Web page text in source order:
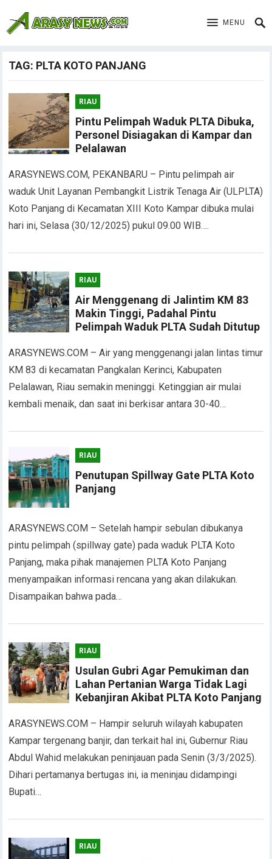
MENU
TAG: PLTA KOTO PANJANG
RIAU
Pintu Pelimpah Waduk PLTA Dibuka,
Personel Disiagakan di Kampar dan
Pelalawan
ARASYNEWS.COM, PEKANBARU – Pintu pelimpah air
waduk Unit Layanan Pembangkit Listrik Tenaga Air (ULPLTA)
Koto Panjang di Kecamatan XIII Koto Kampar dibuka mulai
hari ini, Selasa (30/12/2025) pukul 09.00 WIB….
RIAU
Air Menggenang di Jalintim KM 83
Makin Tinggi, Padahal Pintu
Pelimpah Waduk PLTA Sudah Ditutup
ARASYNEWS.COM – Air yang menggenangi jalan lintas timur
KM 83 di kecamatan Pangkalan Kerinci, Kabupaten
Pelalawan, Riau semakin meninggi. Ketinggian air mulai
kembali menaik, dan saat ini berkisar antara 30-40…
RIAU
Penutupan Spillway Gate PLTA Koto
Panjang
ARASYNEWS.COM – Setelah hampir sebulan dibukanya
pintu pelimpah (spillway gate) pada waduk PLTA Koto
Panjang, maka pihak manajemen PLTA Koto Panjang
menyampaikan informasi rencana yang akan dilakukan.
Disampaikan bahwa pada…
RIAU
Usulan Gubri Agar Pemukiman dan
Lahan Pertanian Warga Tidak Lagi
Kebanjiran Akibat PLTA Koto Panjang
ARASYNEWS.COM – Hampir seluruh wilayah kabupaten
Kampar tergenang banjir, dan terkait hal ini, Gubernur Riau
Abdul Wahid melakukan peninjauan pada Senin (3/3/2025).
Dihari pertamanya bertugas ini, ia meninjau didampingi
Bupati…
RIAU